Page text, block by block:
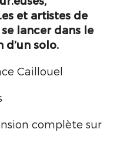
et artistes de
lancer dans le
d’un solo.
Caillouel
complète sur